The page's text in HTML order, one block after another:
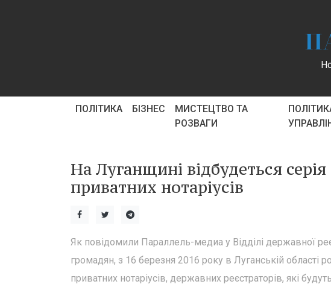
ПОЛІТИКА БІЗНЕС
МИСТЕЦТВО ТА
РОЗВАГИ
На Луганщині відбудеться
приватних нотаріусів
Як повідомили Параллель-медиа у Відділі державної
громадян, з 16 березня 2016 року в Луганській області
приватних нотаріусів, державних реєстраторів, які